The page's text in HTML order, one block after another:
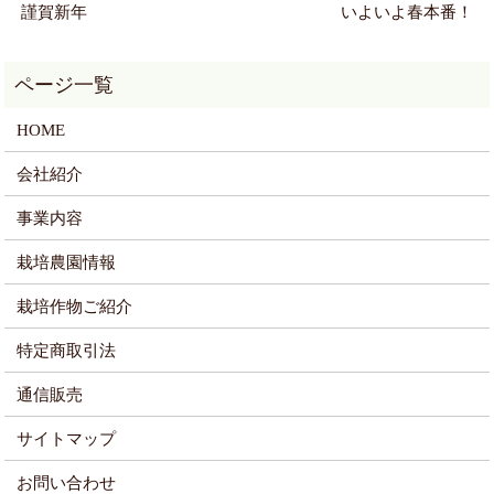
謹賀新年 いよいよ春本番！
HOME
会社紹介
事業内容
栽培農園情報
栽培作物ご紹介
特定商取引法
通信販売
サイトマップ
お問い合わせ